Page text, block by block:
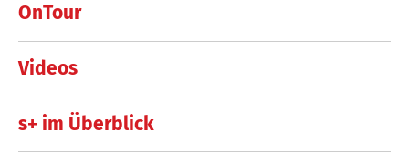
OnTour
Videos
s+ im Überblick